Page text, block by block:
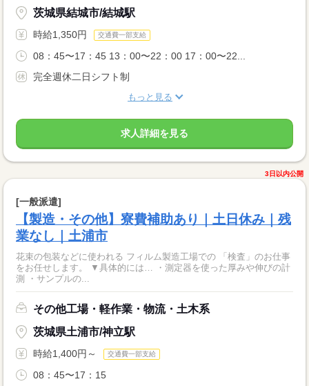
茨城県結城市/結城駅
時給1,350円 交通費一部支給
08：45〜17：45 13：00〜22：00 17：00〜22...
完全週休二日シフト制
もっと見る
求人詳細を見る
3日以内公開
[一般派遣]
【製造・その他】寮費補助あり｜土日休み｜残
業なし｜土浦市
花束の包装などに使われる フィルム製造工場での 「検査」のお仕事
をお任せします。 ▼具体的には… ・測定器を使った厚みや伸びの計
測 ・サンプルの...
その他工場・軽作業・物流・土木系
茨城県土浦市/神立駅
時給1,400円～ 交通費一部支給
08：45〜17：15